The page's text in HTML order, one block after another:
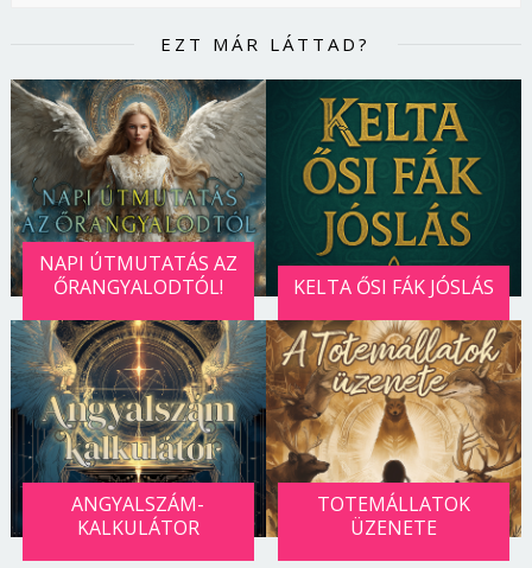
EZT MÁR LÁTTAD?
NAPI ÚTMUTATÁS AZ
ŐRANGYALODTÓL!
KELTA ŐSI FÁK JÓSLÁS
ANGYALSZÁM-
KALKULÁTOR
TOTEMÁLLATOK
ÜZENETE